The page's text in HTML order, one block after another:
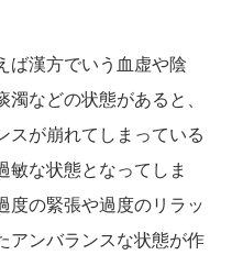
ば漢方でいう血虚や陰
濁などの状態があると、
スが崩れてしまっている
敏な状態となってしま
度の緊張や過度のリラッ
アンバランスな状態が作